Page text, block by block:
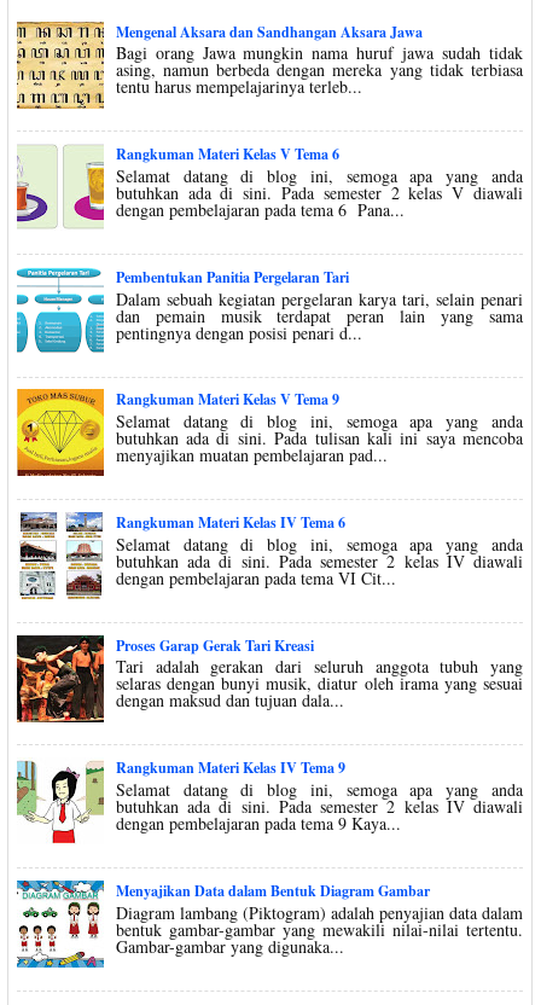
Mengenal Aksara dan Sandhangan Aksara Jawa
Bagi orang Jawa mungkin nama huruf jawa sudah tidak
asing, namun berbeda dengan mereka yang tidak terbiasa
tentu harus mempelajarinya terleb...
Rangkuman Materi Kelas V Tema 6
Selamat datang di blog ini, semoga apa yang anda
butuhkan ada di sini. Pada semester 2 kelas V diawali
dengan pembelajaran pada tema 6 Pana...
Pembentukan Panitia Pergelaran Tari
Dalam sebuah kegiatan pergelaran karya tari, selain penari
dan pemain musik terdapat peran lain yang sama
pentingnya dengan posisi penari d...
Rangkuman Materi Kelas V Tema 9
Selamat datang di blog ini, semoga apa yang anda
butuhkan ada di sini. Pada tulisan kali ini saya mencoba
menyajikan muatan pembelajaran pad...
Rangkuman Materi Kelas IV Tema 6
Selamat datang di blog ini, semoga apa yang anda
butuhkan ada di sini. Pada semester 2 kelas IV diawali
dengan pembelajaran pada tema VI Cit...
Proses Garap Gerak Tari Kreasi
Tari adalah gerakan dari seluruh anggota tubuh yang
selaras dengan bunyi musik, diatur oleh irama yang sesuai
dengan maksud dan tujuan dala...
Rangkuman Materi Kelas IV Tema 9
Selamat datang di blog ini, semoga apa yang anda
butuhkan ada di sini. Pada semester 2 kelas IV diawali
dengan pembelajaran pada tema 9 Kaya...
Menyajikan Data dalam Bentuk Diagram Gambar
Diagram lambang (Piktogram) adalah penyajian data dalam
bentuk gambar-gambar yang mewakili nilai-nilai tertentu.
Gambar-gambar yang digunaka...